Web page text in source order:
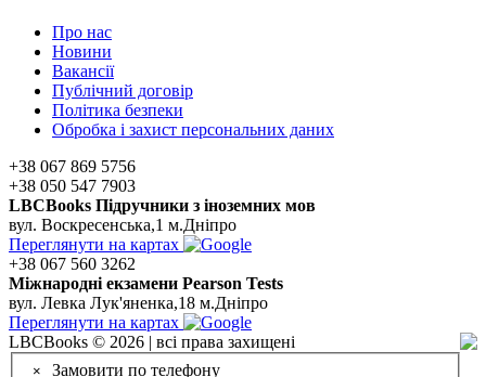
Про нас
Новини
Вакансії
Публічний договір
Політика безпеки
Обробка і захист персональних даних
+38 067 869 5756
+38 050 547 7903
LBCBooks Підручники з іноземних мов
вул. Воскресенська,1 м.Дніпро
Переглянути на картах
+38 067 560 3262
Мiжнароднi екзамени Pearson Tests
вул. Левка Лук'яненка,18 м.Дніпро
Переглянути на картах
LBCBooks © 2026 | всі права захищені
× Замовити по телефону